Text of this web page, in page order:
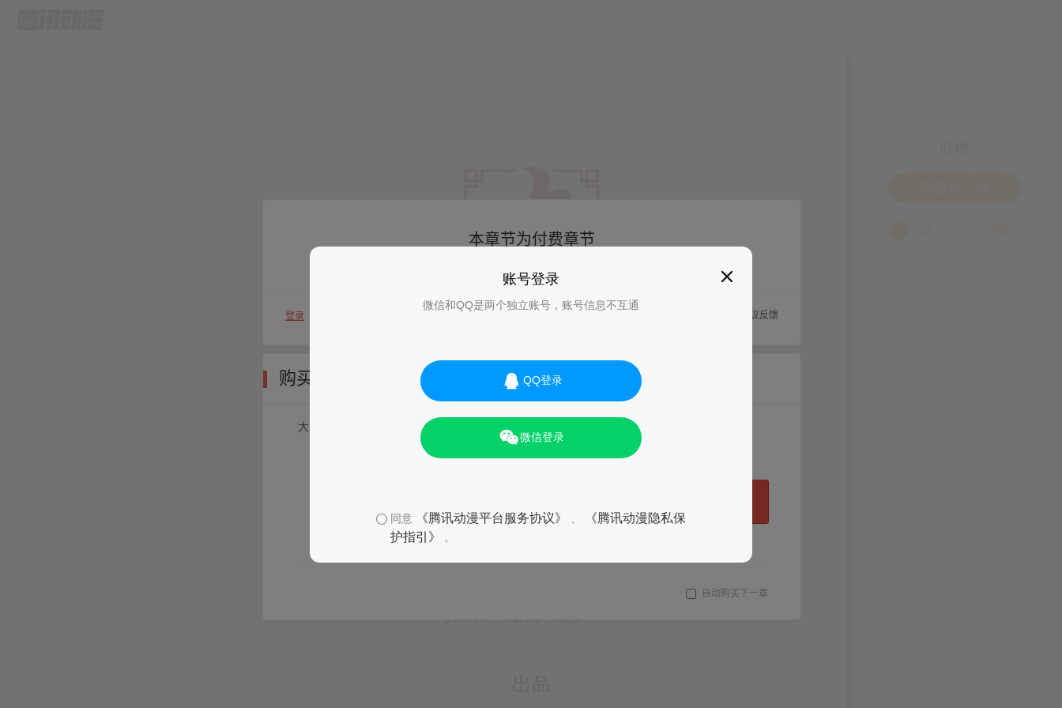
账号登录
微信和QQ是两个独立账号，账号信息不互通
QQ登录
微信登录
同意 《腾讯动漫平台服务协议》
《腾讯动漫隐私保
护指引》
。